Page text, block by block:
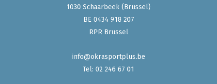
1030 Schaarbeek (Brussel)
BE 0434 918 207
RPR Brussel
info@okrasportplus.be
Tel: 02 246 67 01